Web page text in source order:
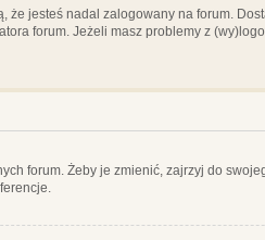
że jesteś nadal zalogowany na forum.
forum. Jeżeli masz problemy z
forum. Żeby je zmienić, zajrzyj do